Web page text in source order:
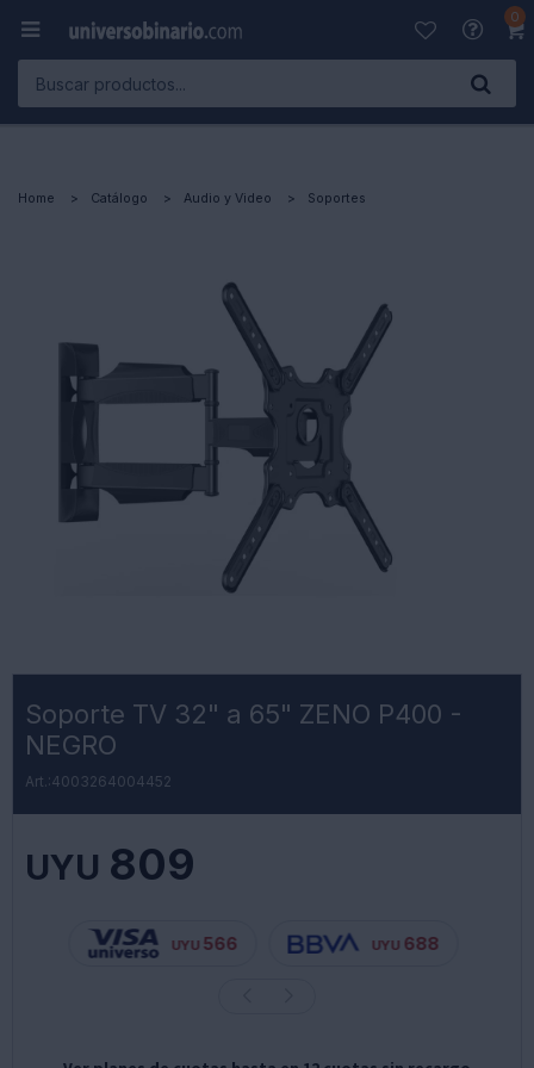
0

Home Catálogo Audio y Video Soportes
Soporte TV 32" a 65" ZENO P400 -
NEGRO
4003264004452
UYU 809
UYU 566 UYU 688